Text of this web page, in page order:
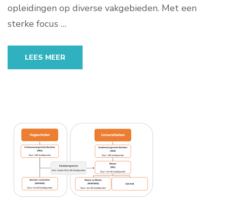
opleidingen op diverse vakgebieden. Met een
sterke focus …
LEES MEER